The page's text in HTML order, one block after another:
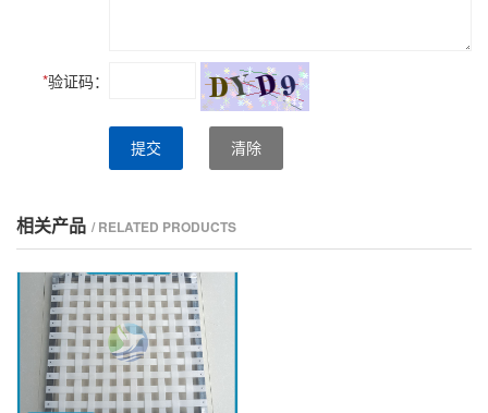
*验证码：
提交 清除
相关产品 / RELATED PRODUCTS